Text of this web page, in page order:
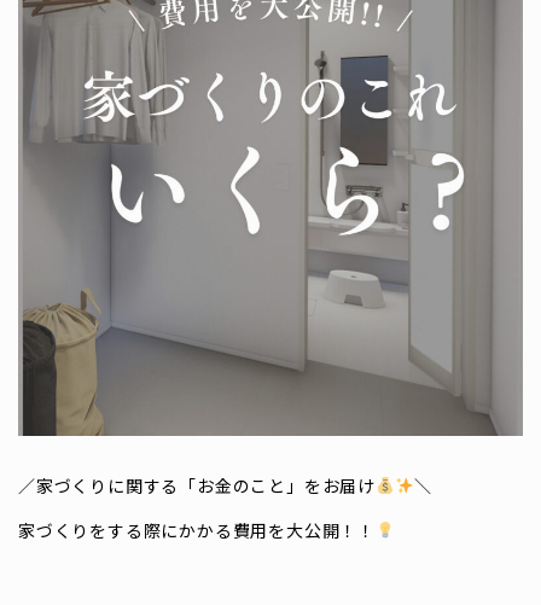
／家づくりに関する「お金のこと」をお届け
＼
家づくりをする際にかかる費用を大公開！！